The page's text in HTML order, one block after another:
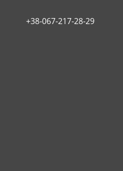
+38-067-217-28-29